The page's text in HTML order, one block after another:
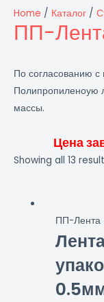
Home / Каталог /
ПП-
По согласованию
Полипропиленоую
массы.
Цена
Showing all 13
ПП-Лента